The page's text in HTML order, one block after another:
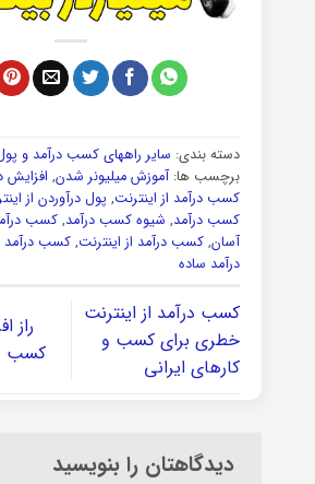
دسته بندی: سایر راههای کسب درآمد و پول
برچسب ها:آموزش میلیونر شدن, افزایش
کسب درآمد از اینترنت, پول درآوردن از
کسب درآمد, شیوه کسب درآمد, کسب
آسان, کسب درآمد از اینترنت, کسب درآمد
درآمد ساده
کسب درآمد از اینترنت
خطری برای کسب و
کارهای ایرانی
راز
کسب
دیدگاهتان را بنویسید